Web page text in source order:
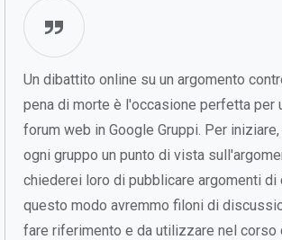
Un dibattito online su un argomento
pena di morte è l'occasione perfetta per
forum web in Google Gruppi. Per
ogni gruppo un punto di vista
chiederei loro di pubblicare argomenti di
questo modo avremmo filoni di
fare riferimento e da utilizzare nel corso